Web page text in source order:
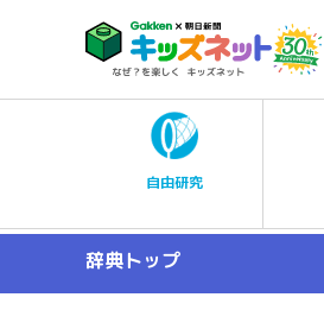
自由研究
辞典トップ